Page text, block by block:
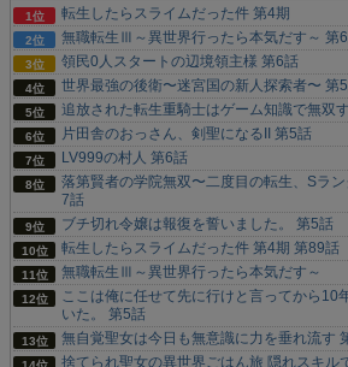
転生したらスライムだった件 第4期
無職転生Ⅲ～異世界行ったら本気だす～ 第
領民0人スタートの辺境領主様 第6話
世界最強の後衛〜迷宮国の新人探索者〜 第
追放された転生重騎士はゲーム知識で無双
片田舎のおっさん、剣聖になるII 第5話
LV999の村人 第6話
落第賢者の学院無双〜二度目の転生、Sラ
7話
ブチ切れ令嬢は報復を誓いました。 第5話
転生したらスライムだった件 第4期 第89話
無職転生Ⅲ～異世界行ったら本気だす～
ここは俺に任せて先に行けと言ってから10
いた。 第5話
無自覚聖女は今日も無意識に力を垂れ流す
捨てられ聖女の異世界ごはん旅 隠れスキル